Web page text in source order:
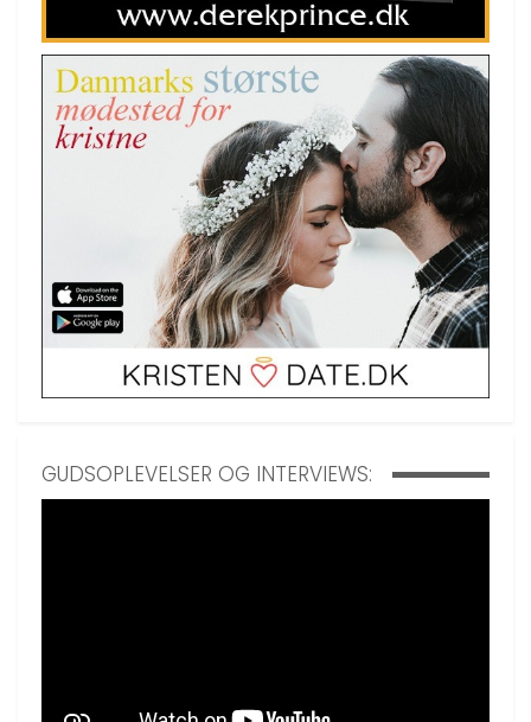
GUDSOPLEVELSER OG INTERVIEWS: